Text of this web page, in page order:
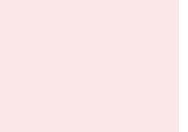
っかり学べます。無資格・未
、一人ひとりのペースに合わ
レンジを安心して始められる